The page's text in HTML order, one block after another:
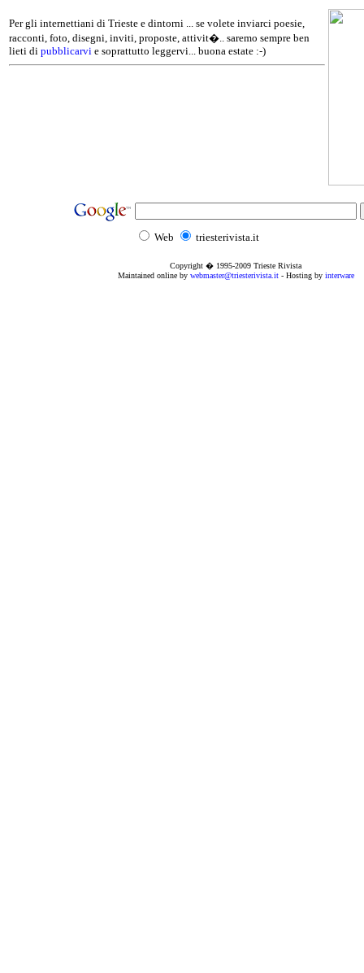
Per gli internettiani di Trieste e dintorni ... se volete inviarci poesie,
racconti, foto, disegni, inviti, proposte, attivit�.. saremo sempre ben
lieti di pubblicarvi e soprattutto leggervi... buona estate :-)
Web triesterivista.it
Copyright � 1995-2009 Trieste Rivista
Maintained online by webmaster@triesterivista.it- Hosting by interware